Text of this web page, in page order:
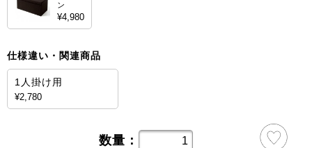
ン
¥4,980
仕様違い・関連商品
1人掛け用
¥2,780
数量：